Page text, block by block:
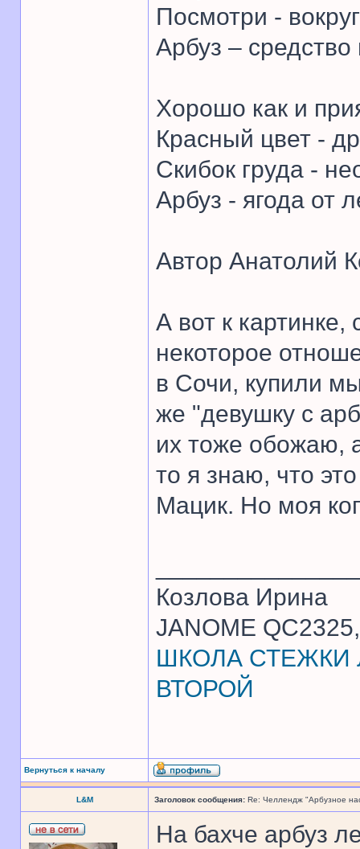
Посмотри -
Арбуз – средство
Хорошо как и
Красный цвет -
Скибок груда -
Арбуз - ягода от
Автор Анатолий
А вот к
некоторое
в Сочи, купили
же "девушку с
их тоже обожаю,
то я знаю, что
Мацик. Но моя
Козлова Ирина
JANOME
ШКОЛА СТЕЖКИ
ВТОРОЙ
Вернуться к началу
L&M Заголовок сообщения: Re: Челлендж "Арбузное
На бахче арбуз